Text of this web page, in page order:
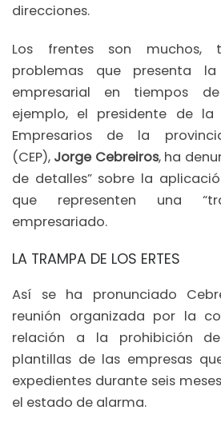
direcciones.
Los frentes son muchos,
problemas que presenta
empresarial en tiempos
ejemplo, el presidente de la
Empresarios de la
(CEP), Jorge Cebreiros, ha
de detalles” sobre la
que representen una
empresariado.
LA TRAMPA DE LOS ERTES
Así se ha pronunciado
reunión organizada por la
relación a la prohibición
plantillas de las empresas
expedientes durante seis
el estado de alarma.